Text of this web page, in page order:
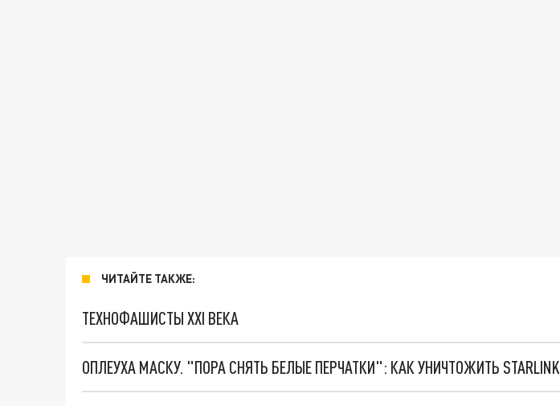
ЧИТАЙТЕ ТАКЖЕ:
ТЕХНОФАШИСТЫ XXI ВЕКА
ОПЛЕУХА МАСКУ. "ПОРА СНЯТЬ БЕЛЫЕ ПЕРЧАТКИ": КАК УНИЧТОЖИТЬ STARLINK